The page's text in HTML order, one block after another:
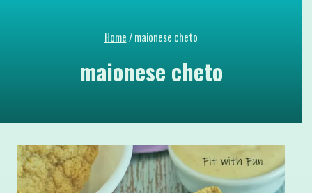
Home/ maionese cheto
maionese cheto